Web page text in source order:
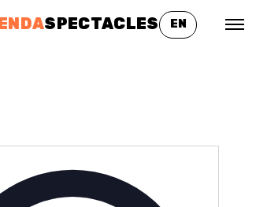
SPECTACLES EN